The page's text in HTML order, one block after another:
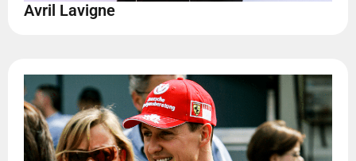
Avril Lavigne